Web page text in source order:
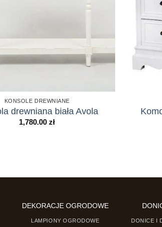
KONSOLE DREWNIANE
drewniana biała Avola
1,780.00zł
DEKORACJE OGRODOWE
LAMPIONY OGRODOWE
DONICE I